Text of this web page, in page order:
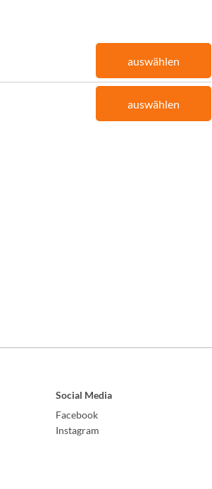
auswählen
auswählen
Social Media
Facebook
Instagram